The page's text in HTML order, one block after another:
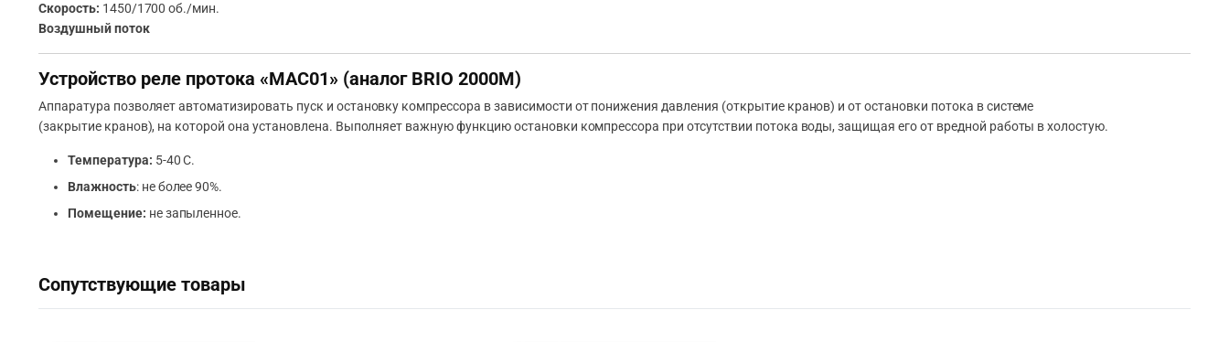
Скорость: 1450/1700 об./мин.
Воздушный поток
Устройство реле протока «MAC01» (аналог BRIO 2000M)
Аппаратура позволяет автоматизировать пуск и остановку компрессора в зависимости от понижения давления (открытие кранов) и от остановки потока в системе
(закрытие кранов), на которой она установлена. Выполняет важную функцию остановки компрессора при отсутствии потока воды, защищая его от вредной работы в холостую.
Температура: 5-40 С.
Влажность: не более 90%.
Помещение: не запыленное.
Сопутствующие товары